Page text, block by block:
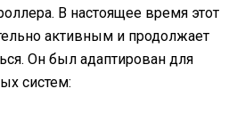
В настоящее время этот
активным и продолжает
Он был адаптирован для
систем: